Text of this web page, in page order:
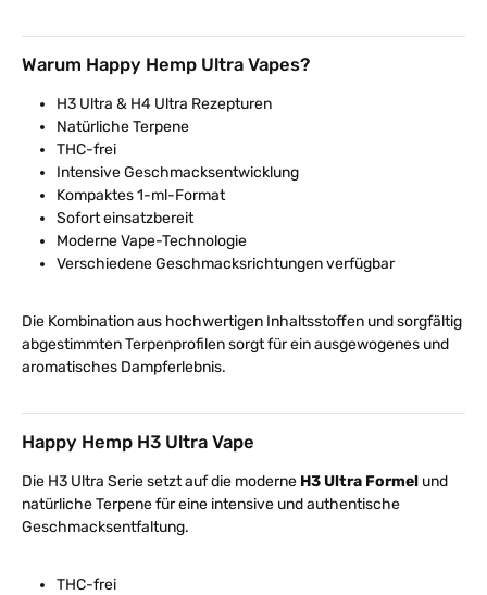
Warum Happy Hemp Ultra Vapes?
H3 Ultra & H4 Ultra Rezepturen
Natürliche Terpene
THC-frei
Intensive Geschmacksentwicklung
Kompaktes 1-ml-Format
Sofort einsatzbereit
Moderne Vape-Technologie
Verschiedene Geschmacksrichtungen verfügbar
Die Kombination aus hochwertigen Inhaltsstoffen und sorgfältig
abgestimmten Terpenprofilen sorgt für ein ausgewogenes und
aromatisches Dampferlebnis.
Happy Hemp H3 Ultra Vape
Die H3 Ultra Serie setzt auf die moderne H3 Ultra Formel und
natürliche Terpene für eine intensive und authentische
Geschmacksentfaltung.
THC-frei